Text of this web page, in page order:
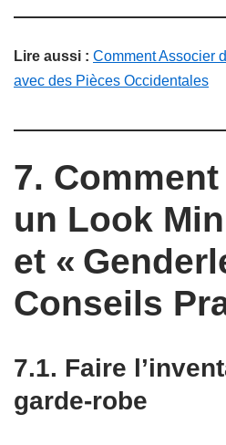
Lire aussi : Comment Associer
avec des Pièces Occidentales
7.
un Look
et «
Conseils
7.1. Faire
garde-robe